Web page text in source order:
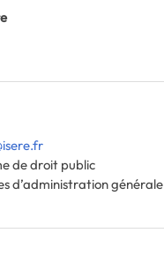
de droit public
d’administration générale